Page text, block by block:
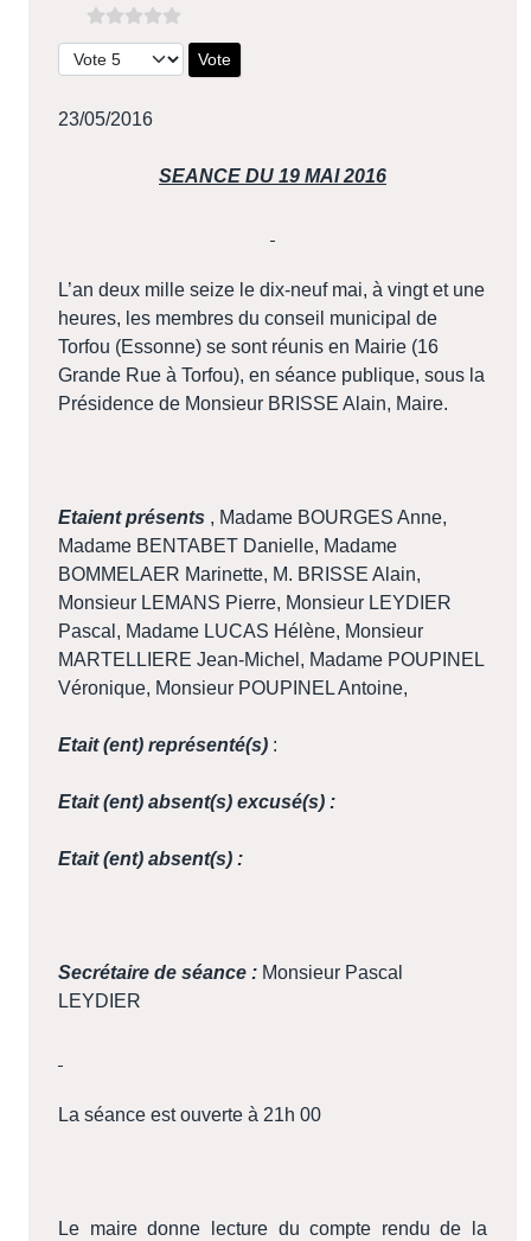
Veuillez voter
23/05/2016
SEANCE DU 19 MAI 2016
L’an deux mille seize le dix-neuf mai, à vingt et une
heures, les membres du conseil municipal de
Torfou (Essonne) se sont réunis en Mairie (16
Grande Rue à Torfou), en séance publique, sous la
Présidence de Monsieur BRISSE Alain, Maire.
Etaient présents , Madame BOURGES Anne,
Madame BENTABET Danielle, Madame
BOMMELAER Marinette, M. BRISSE Alain,
Monsieur LEMANS Pierre, Monsieur LEYDIER
Pascal, Madame LUCAS Hélène, Monsieur
MARTELLIERE Jean-Michel, Madame POUPINEL
Véronique, Monsieur POUPINEL Antoine,
Etait (ent) représenté(s) :
Etait (ent) absent(s) excusé(s) :
Etait (ent) absent(s) :
Secrétaire de séance : Monsieur Pascal
LEYDIER
La séance est ouverte à 21h 00
Le maire donne lecture du compte rendu de la